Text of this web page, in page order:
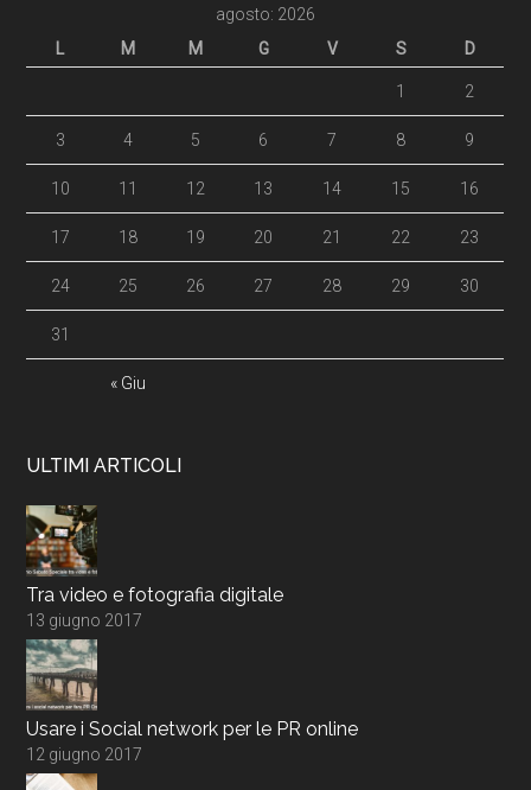
agosto: 2026
L
M M G V S D
« Giu
1 2
3 4 5 6 7 8 9
10 11 12 13 14 15 16
17 18 19 20 21 22 23
24 25 26 27 28 29 30
31
ULTIMI ARTICOLI
Tra video e fotografia digitale
13 giugno 2017
Usare i Social network per le PR online
12 giugno 2017